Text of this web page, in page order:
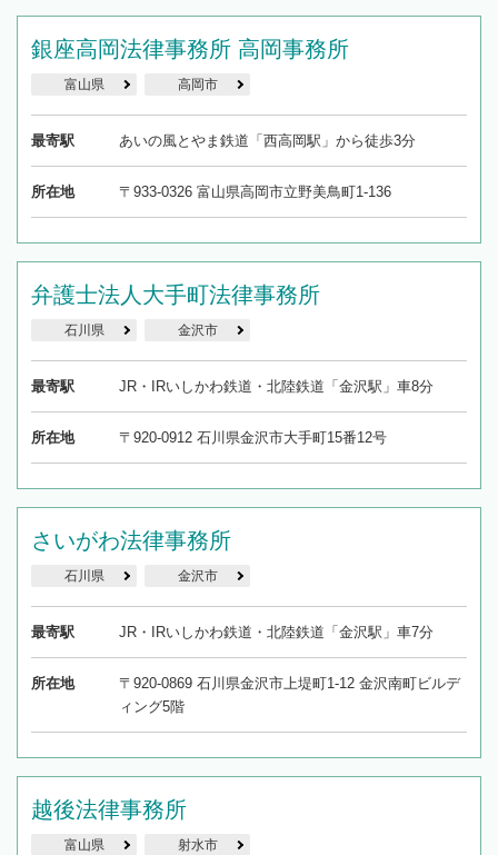
銀座高岡法律事務所 高岡事務所
富山県 高岡市
最寄駅 あいの風とやま鉄道「西高岡駅」から徒歩3分
所在地 〒933-0326 富山県高岡市立野美鳥町1-136
弁護士法人大手町法律事務所
石川県 金沢市
最寄駅 JR・IRいしかわ鉄道・北陸鉄道「金沢駅」車8分
所在地 〒920-0912 石川県金沢市大手町15番12号
さいがわ法律事務所
石川県 金沢市
最寄駅 JR・IRいしかわ鉄道・北陸鉄道「金沢駅」車7分
所在地
〒920-0869 石川県金沢市上堤町1-12 金沢南町ビルデ
ィング5階
越後法律事務所
富山県 射水市